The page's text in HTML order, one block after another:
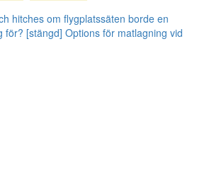
hitches om flygplatssäten borde en
för? [stängd] Options för matlagning vid